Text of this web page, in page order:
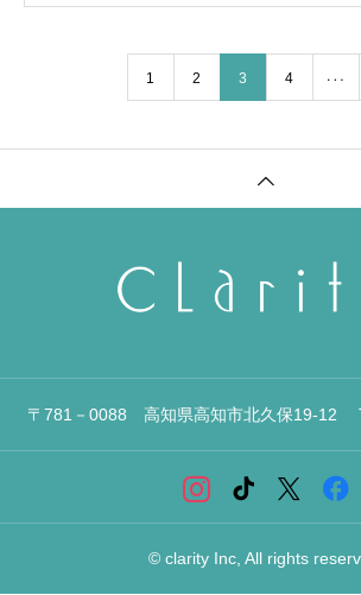
1 2 3 4
〒781－0088 高知県高知市北久保19-12
© clarity Inc, All rights